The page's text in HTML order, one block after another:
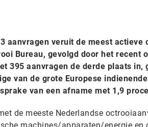
aanvragen veruit de meest actieve
Bureau, gevolgd door het recent
395 aanvragen de derde plaats in,
van de grote Europese
van een afname met 1,9
de meeste Nederlandse